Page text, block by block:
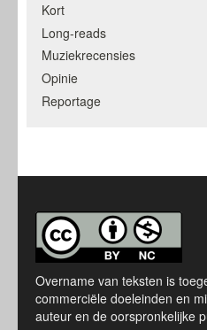
Kort
Long-reads
Muziekrecensies
Opinie
Reportage
Overname van teksten is
commerciële doeleinden en
auteur en de oorspronkelijke